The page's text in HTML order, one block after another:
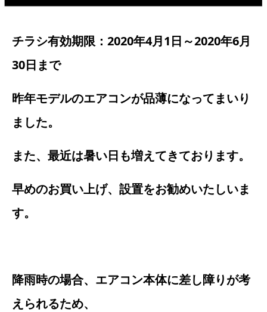
チラシ有効期限：2020年4月1日～2020年6月
30日まで
昨年モデルのエアコンが品薄になってまいり
ました。
また、最近は暑い日も増えてきております。
早めのお買い上げ、設置をお勧めいたしいま
す。
降雨時の場合、エアコン本体に差し障りが考
えられるため、